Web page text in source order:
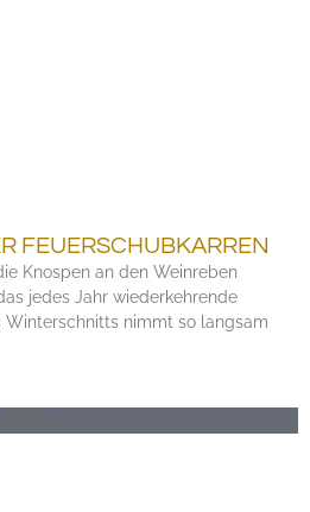
FEUERSCHUBKARREN
Knospen an den Weinreben
jedes Jahr wiederkehrende
nimmt so langsam